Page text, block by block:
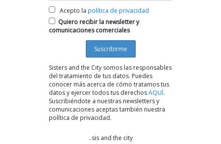
Acepto la política de privacidad
Quiero recibir la newsletter y
comunicaciones comerciales
Sisters and the City somos las responsables
del tratamiento de tus datos. Puedes
conocer más acerca de cómo tratamos tus
datos y ejercer todos tus derechosAQUÍ.
Suscribiéndote a nuestras newsletters y
comunicaciones aceptas también nuestra
política de privacidad.
..sis and the city